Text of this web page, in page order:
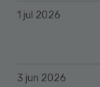
1 jul 2026
3 jun 2026